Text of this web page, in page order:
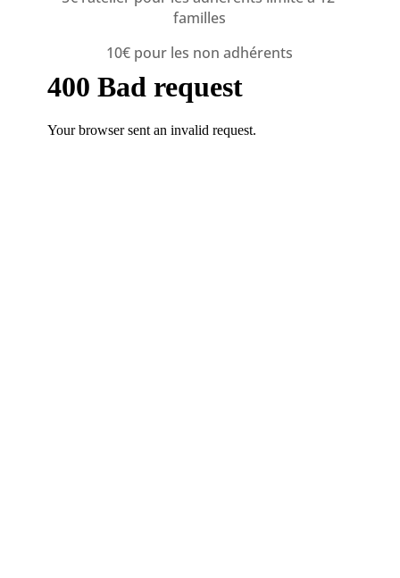
familles
10€ pour les non adhérents